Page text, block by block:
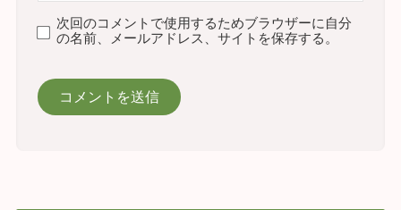
次回のコメントで使用するためブラウザーに自分
の名前、メールアドレス、サイトを保存する。